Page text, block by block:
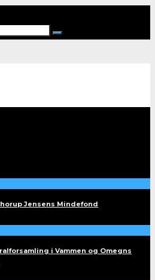
Jensens Mindefond
i Vammen og Omegns